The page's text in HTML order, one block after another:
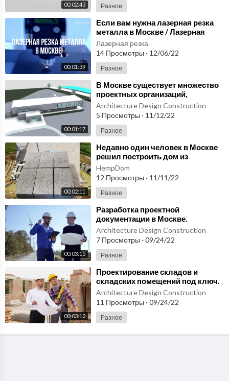
00:02:43 Разное
00:01:39
⁣Если вам нужна лазерная резка
металла в Москве / Лазерная
резка Москва
Лазерная резка
14 Просмотры · 12/06/22
Разное
00:01:17
⁣В Москве существует множество
проектных организаций,
предлагающих услуги
комплексного проектирования
Architecture Design Construction
5 Просмотры · 11/12/22
Разное
00:02:11
⁣Недавно один человек в Москве
решил построить дом из
конопляных блоков.
HempDom
12 Просмотры · 11/11/22
Разное
00:03:15
⁣Разработка проектной
документации в Москве.
Строительная проектная
документация
Architecture Design Construction
7 Просмотры · 09/24/22
Разное
00:03:12
⁣Проектирование складов и
складских помещений под ключ.
Проектный институт. Заказать
проект в Москве
Architecture Design Construction
11 Просмотры · 09/24/22
Разное